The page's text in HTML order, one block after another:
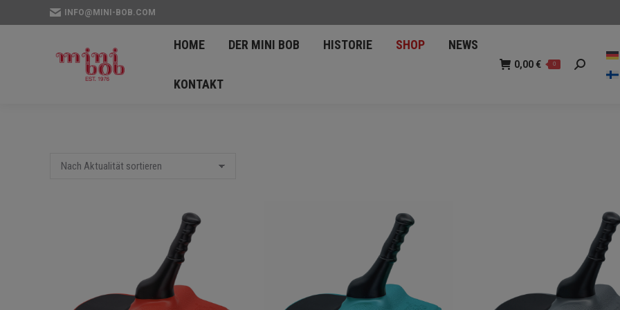
INFO@MINI-BOB.COM
HOME DER MINI BOB HISTORIE SHOP NEWS
KONTAKT
0,00 € 0 Suche: